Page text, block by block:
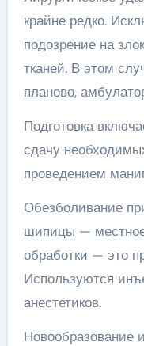
крайне редко.
подозрение на
тканей. В этом
планово,
Подготовка
сдачу
проведением
Обезболивание
шипицы —
обработки — это
Используются
анестетиков.
Новообразование